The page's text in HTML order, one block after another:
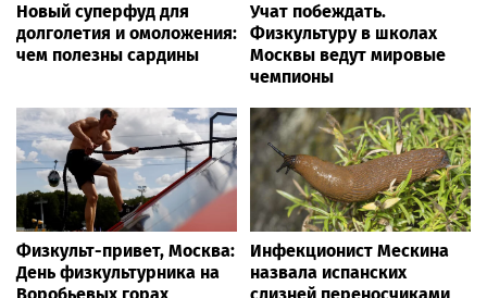
Новый суперфуд для
долголетия и омоложения:
чем полезны сардины
Учат побеждать.
Физкультуру в школах
Москвы ведут мировые
чемпионы
Физкульт-привет, Москва:
День физкультурника на
Инфекционист Мескина
назвала испанских